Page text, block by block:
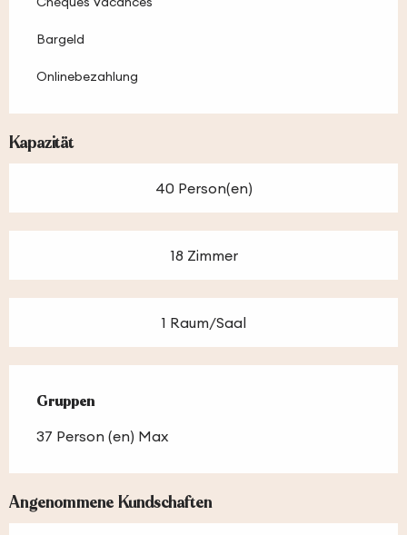
Bargeld
Onlinebezahlung
Kapazität
40 Person(en)
18 Zimmer
1 Raum/Saal
Gruppen
Gruppen
37 Person (en) Max
Angenommene Kundschaften